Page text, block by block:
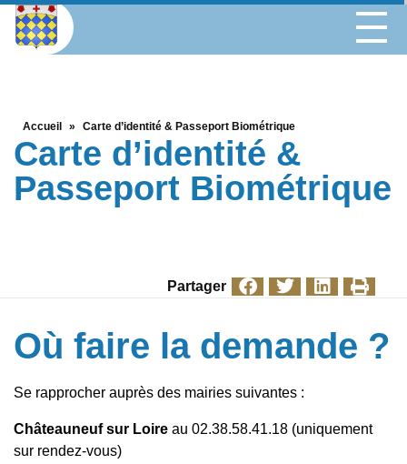
Accueil » Carte d’identité & Passeport Biométrique
Carte d’identité &
Passeport Biométrique
Partager
Où faire la demande ?
Se rapprocher auprès des mairies suivantes :
Châteauneuf sur Loire au 02.38.58.41.18 (uniquement
sur rendez-vous)